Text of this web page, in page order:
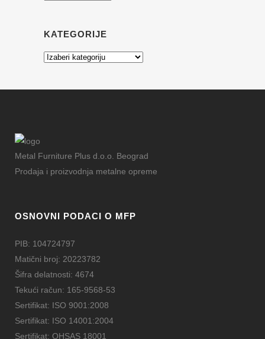
KATEGORIJE
Kategorije
Metal Furniture Plus d.o.o. Beograd
Prodaja i proizvodnja metalne opreme
OSNOVNI PODACI O MFP
PIB: 104724797
Matični broj: 20223782
Šifra delatnosti: 4674
Tekući račun: 165-9568-53
Sertifikat: ISO 9001:2008
Sertifikat: ISO 14001:2004
Sertifikat: OHSAS 18001